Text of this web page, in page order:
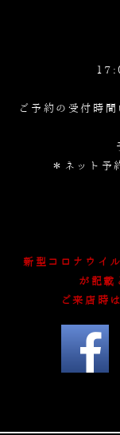
ご予約の受付時
＊ネット予
新型コロナウイ
が記載
ご来店時